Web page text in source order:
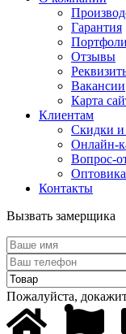
Гарантия
Отзывы
Вакансии
Карта
Клиентам
Скидки и
Онлайн-
Вопрос-
Контакты
Вызвать замерщика
Пожалуйста,